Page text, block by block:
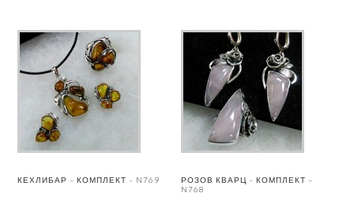
КЕХЛИБАР – КОМПЛЕКТ – N769
РОЗОВ КВАРЦ – КОМПЛЕКТ –
N768